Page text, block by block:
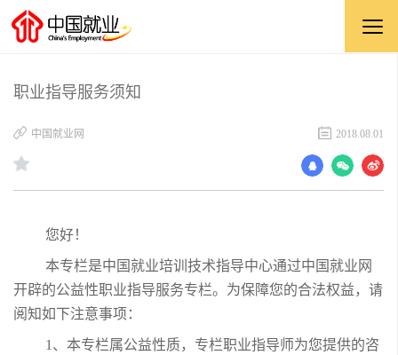
职业指导服务须知
中国就业网 2018.08.01
您好！
本专栏是中国就业培训技术指导中心通过中国就业网
开辟的公益性职业指导服务专栏。为保障您的合法权益，请
阅知如下注意事项：
1、本专栏属公益性质，专栏职业指导师为您提供的咨